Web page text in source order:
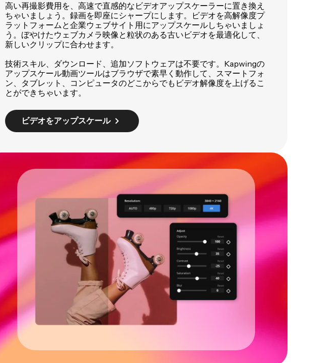
高い再撮影費用を、高速で直感的なビデオアップスケーラーに置き換え
ちゃいましょう。録画を即座にシャープにします。ビデオを高解像度プ
ラットフォームと企業ウェブサイト用にアップスケールしちゃいましょ
う。ぼやけたウェブカメラ映像と粒状のある古いビデオを最適化して、
新しいクリップに合わせます。
技術スキル、ダウンロード、追加ソフトウェアは不要です。Kapwingの
アップスケール動画ツールはブラウザで素早く動作して、スマートフォ
ン、タブレット、コンピュータのどこからでもビデオ解像度を上げるこ
とができちゃいます。
ビデオをアップスケール